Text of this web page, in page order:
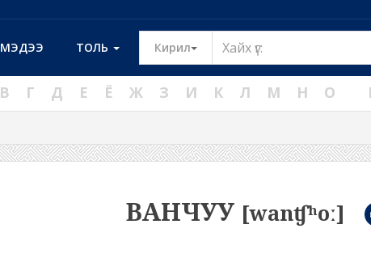
МЭДЭЭ ТОЛЬ Кирил Toggle Dropdown
В Г Д Е Ё Ж З И К Л М Н О
ВАНЧУУ [wanʧʰoː]